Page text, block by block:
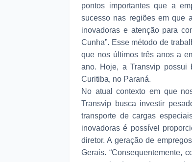
pontos importantes que a
sucesso nas regiões em que
inovadoras e atenção para
Cunha”. Esse método de
que nos últimos três anos a
ano. Hoje, a Transvip
Curitiba, no Paraná.
No atual contexto em que
Transvip busca investir
transporte de cargas
inovadoras é possível
diretor. A geração de
Gerais. “Consequentemente,